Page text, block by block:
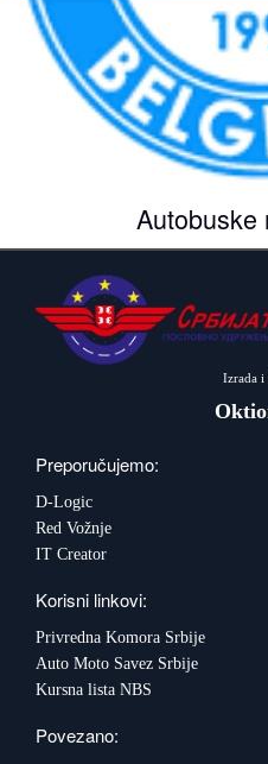
Autobuske
Izrada i
Preporučujemo:
D-Logic
Red Vožnje
IT Creator
Korisni linkovi:
Privredna Komora Srbije
Auto Moto Savez Srbije
Kursna lista NBS
Povezano: